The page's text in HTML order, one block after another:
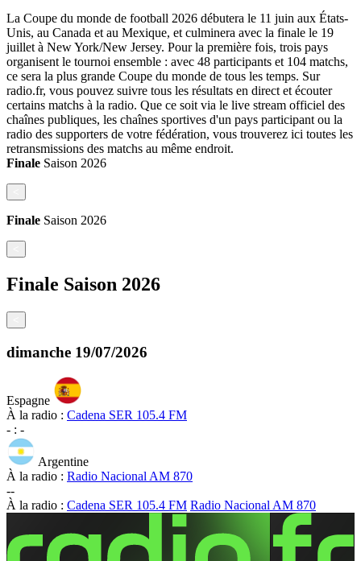
La Coupe du monde de football 2026 débutera le 11 juin aux États-
Unis, au Canada et au Mexique, et culminera avec la finale le 19
juillet à New York/New Jersey. Pour la première fois, trois pays
organisent le tournoi ensemble : avec 48 participants et 104 matchs,
ce sera la plus grande Coupe du monde de tous les temps. Sur
radio.fr, vous pouvez suivre tous les résultats en direct et écouter
certains matchs à la radio. Que ce soit via le live stream officiel des
chaînes publiques, les chaînes sportives d'un pays participant ou la
radio des supporters de votre fédération, vous trouverez ici toutes les
retransmissions des matchs au même endroit.
Finale Saison 2026
Finale Saison 2026
Finale Saison 2026
dimanche 19/07/2026
Espagne
À la radio : Cadena SER 105.4 FM
- : -
Argentine
À la radio : Radio Nacional AM 870
--
À la radio : Cadena SER 105.4 FM Radio Nacional AM 870